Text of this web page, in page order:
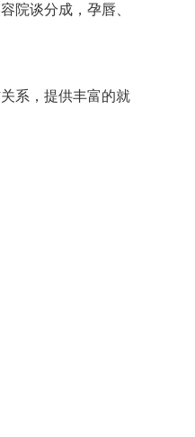
院谈分成，孕唇、
系，提供丰富的就